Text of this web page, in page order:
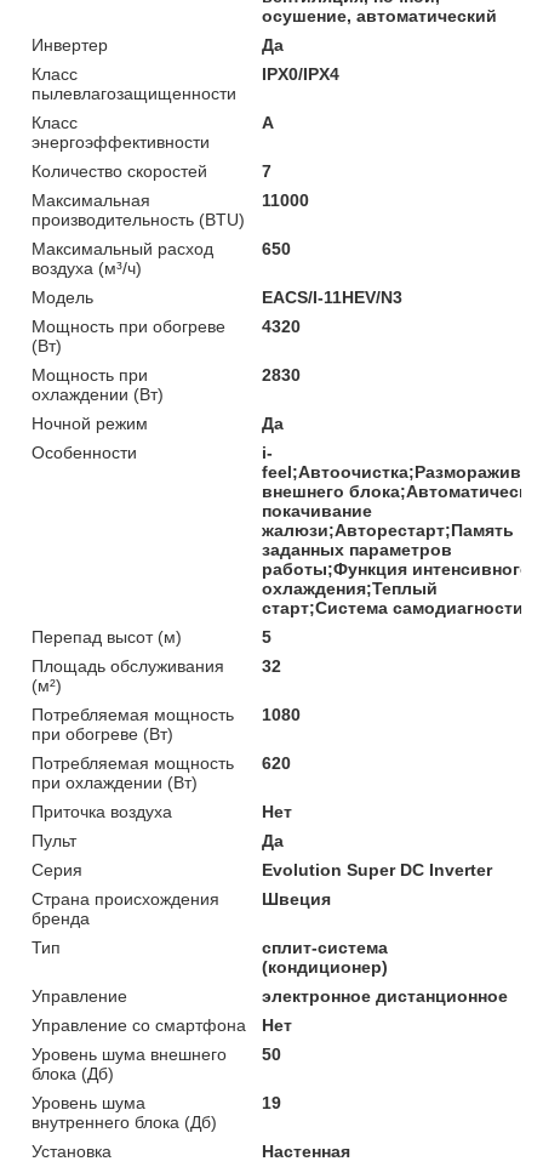
осушение, автоматический
Инвертер
Да
Класс
пылевлагозащищенности
IPX0/IPX4
Класс
энергоэффективности
A
Количество скоростей
7
Максимальная
производительность (BTU)
11000
Максимальный расход
воздуха (м³/ч)
650
Модель
EACS/I-11HEV/N3
Мощность при обогреве
(Вт)
4320
Мощность при
охлаждении (Вт)
2830
Ночной режим
Да
Особенности
i-
внешнего
покачивание
жалюзи;Авторестарт;Память
заданных параметров
работы;Функция интенсивного
охлаждения;Теплый
старт;Система самодиагностики
Перепад высот (м)
5
Площадь обслуживания
(м²)
32
Потребляемая мощность
при обогреве (Вт)
1080
Потребляемая мощность
при охлаждении (Вт)
620
Приточка воздуха
Нет
Пульт
Да
Серия
Evolution Super DC Inverter
Страна происхождения
бренда
Швеция
Тип
сплит-система
(кондиционер)
Управление
электронное дистанционное
Управление со смартфона
Нет
Уровень шума внешнего
блока (Дб)
50
Уровень шума
внутреннего блока (Дб)
19
Установка
Настенная